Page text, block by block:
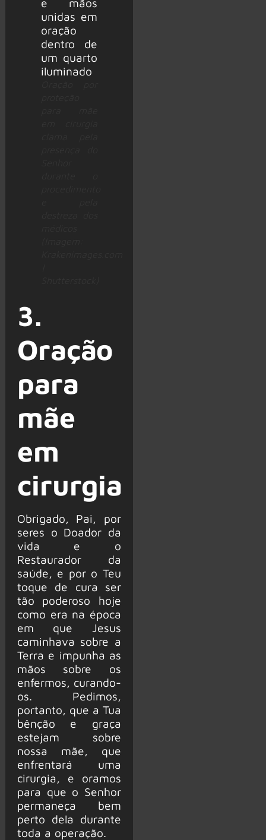
3.
Oração
para
mãe
em
cirurgia
Obrigado, Pai, por
seres o Doador da
vida e o
Restaurador da
saúde, e por o Teu
toque de cura ser
tão poderoso hoje
como era na época
em que Jesus
caminhava sobre a
Terra e impunha as
mãos sobre os
enfermos, curando-
os. Pedimos,
portanto, que a Tua
bênção e graça
estejam sobre
nossa mãe, que
enfrentará uma
cirurgia, e oramos
para que o Senhor
permaneça bem
perto dela durante
toda a operação.